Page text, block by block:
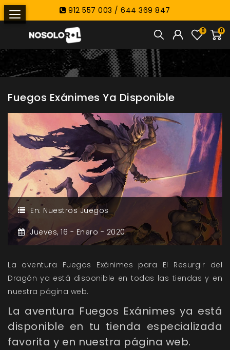
912 557 003 / 644 369 847
0
0
Fuegos Exánimes Ya Disponible
En: Nuestros Juegos
Jueves, 16 - Enero - 2020
La aventura Fuegos Exánimes para El Resurgir del
Dragón ya está disponible en todas las tiendas y en
nuestra página web.
La aventura Fuegos Exánimes ya está
disponible en tu tienda especializada
favorita y en nuestra página web.